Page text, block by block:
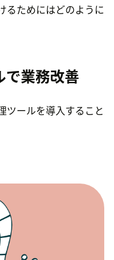
るためにはどのように
で業務改善
ツールを導入すること